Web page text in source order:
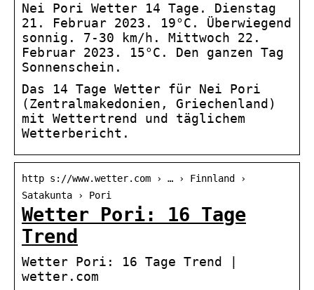
Nei Pori Wetter 14 Tage. Dienstag
21. Februar 2023. 19°C. Überwiegend
sonnig. 7-30 km/h. Mittwoch 22.
Februar 2023. 15°C. Den ganzen Tag
Sonnenschein.
Das 14 Tage Wetter für Nei Pori
(Zentralmakedonien, Griechenland)
mit Wettertrend und täglichem
Wetterbericht.
http s://www.wetter.com › … › Finnland ›
Satakunta › Pori
Wetter Pori: 16 Tage
Trend
Wetter Pori: 16 Tage Trend |
wetter.com